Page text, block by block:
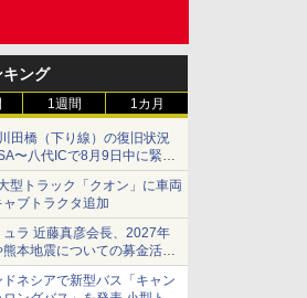
キング
1週間 1カ月
田橋（下り線）の復旧状況
〜八代ICで8月9日中に緊急
型トラック「クオン」に車両
ブトラクタ追加
ラ 近藤真彦会長、2027年
本地震についての募金活動
ネシアで新型バス「キャン